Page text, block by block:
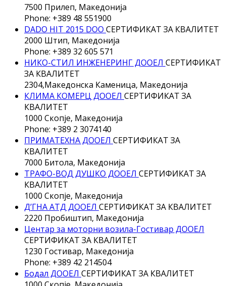
7500 Прилеп, Македонија
Phone: +389 48 551900
DADO HIT 2015 DOO СЕРТИФИКАТ ЗА КВАЛИТЕТ
2000 Штип, Македонија
Phone: +389 32 605 571
НИКО-СТИЛ ИНЖЕНЕРИНГ ДООЕЛ СЕРТИФИКАТ
ЗА КВАЛИТЕТ
2304,Македонска Каменица, Македонија
КЛИМА КОМЕРЦ ДООЕЛ СЕРТИФИКАТ ЗА
КВАЛИТЕТ
1000 Скопје, Македонија
Phone: +389 2 3074140
ПРИМАТЕХНА ДООЕЛ СЕРТИФИКАТ ЗА
КВАЛИТЕТ
7000 Битола, Македонија
ТРАФО-ВОД ДУШКО ДООЕЛ СЕРТИФИКАТ ЗА
КВАЛИТЕТ
1000 Скопје, Македонија
Д’ГНА АТД ДООЕЛ СЕРТИФИКАТ ЗА КВАЛИТЕТ
2220 Пробиштип, Македонија
Центар за моторни возила-Гостивар ДООЕЛ
СЕРТИФИКАТ ЗА КВАЛИТЕТ
1230 Гостивар, Македонија
Phone: +389 42 214504
Бодал ДООЕЛ СЕРТИФИКАТ ЗА КВАЛИТЕТ